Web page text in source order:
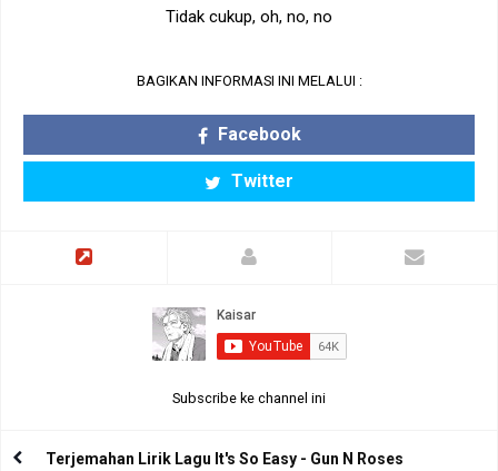
Tidak cukup, oh, no, no
BAGIKAN INFORMASI INI MELALUI :
Facebook
Twitter
Subscribe ke channel ini
Terjemahan Lirik Lagu It's So Easy - Gun N Roses